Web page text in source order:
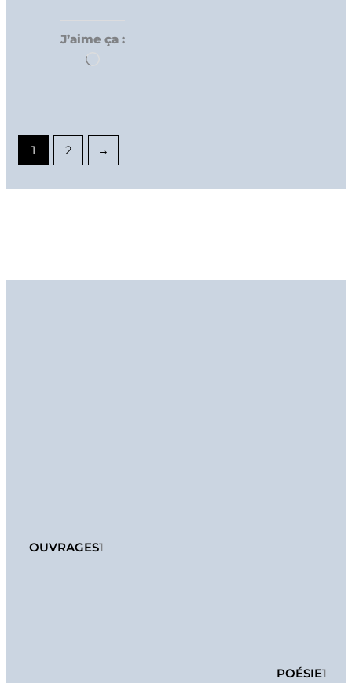
J’aime ça :
1 2 →
OUVRAGES1
POÉSIE1